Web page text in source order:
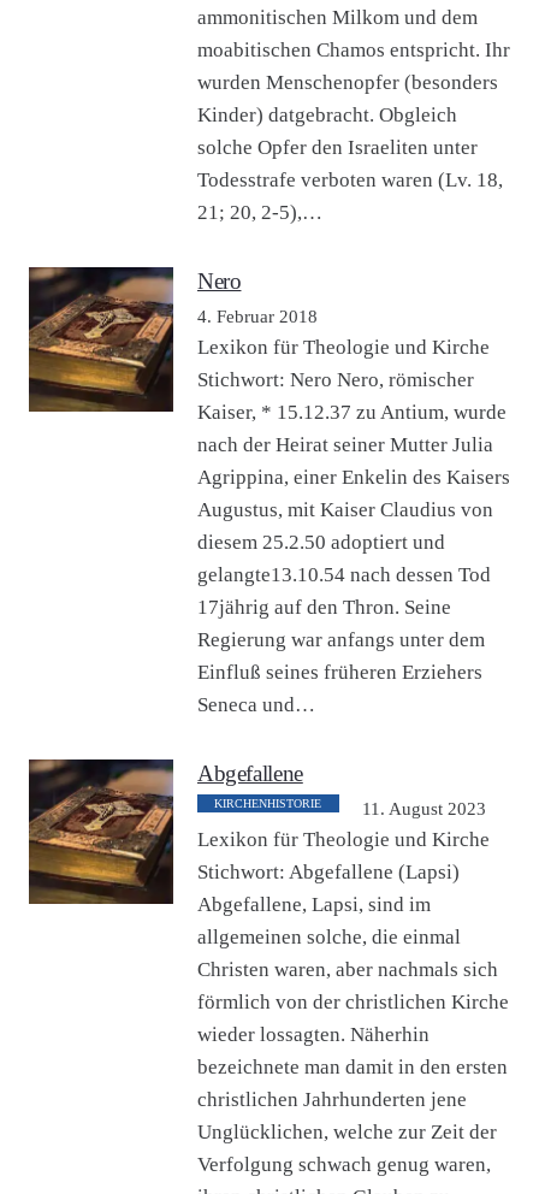
ammonitischen Milkom und dem
moabitischen Chamos entspricht. Ihr
wurden Menschenopfer (besonders
Kinder) datgebracht. Obgleich
solche Opfer den Israeliten unter
Todesstrafe verboten waren (Lv. 18,
21; 20, 2-5),…
Nero
4. Februar 2018
Lexikon für Theologie und Kirche
Stichwort: Nero Nero, römischer
Kaiser, * 15.12.37 zu Antium, wurde
nach der Heirat seiner Mutter Julia
Agrippina, einer Enkelin des Kaisers
Augustus, mit Kaiser Claudius von
diesem 25.2.50 adoptiert und
gelangte13.10.54 nach dessen Tod
17jährig auf den Thron. Seine
Regierung war anfangs unter dem
Einfluß seines früheren Erziehers
Seneca und…
Abgefallene
KIRCHENHISTORIE 11. August 2023
Lexikon für Theologie und Kirche
Stichwort: Abgefallene (Lapsi)
Abgefallene, Lapsi, sind im
allgemeinen solche, die einmal
Christen waren, aber nachmals sich
förmlich von der christlichen Kirche
wieder lossagten. Näherhin
bezeichnete man damit in den ersten
christlichen Jahrhunderten jene
Unglücklichen, welche zur Zeit der
Verfolgung schwach genug waren,